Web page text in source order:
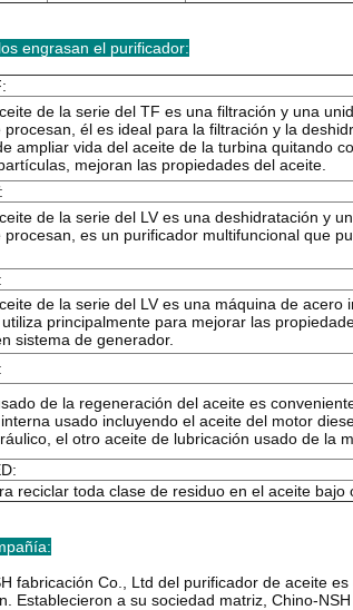
engrasan el purificador:
de la serie del TF es una filtración y una
procesan, él es ideal para la filtración y la
ampliar vida del aceite de la turbina quitando
mejoran las propiedades del aceite.
de la serie del LV es una deshidratación y
procesan, es un purificador multifuncional que
de la serie del LV es una máquina de
principalmente para mejorar las
sistema de generador.
de la regeneración del aceite es
usado incluyendo el aceite del motor
el otro aceite de lubricación usado de la
reciclar toda clase de residuo en el aceite bajo
fabricación Co., Ltd del purificador de aceite
Establecieron a su sociedad matriz, Chino-